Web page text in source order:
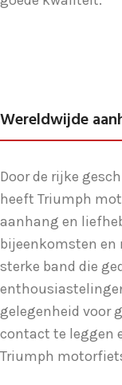
Wereldwijde
Door de rijke
heeft Triumph
aanhang en
bijeenkomsten en
sterke band die
gelegenheid voor
contact te leggen
Triumph